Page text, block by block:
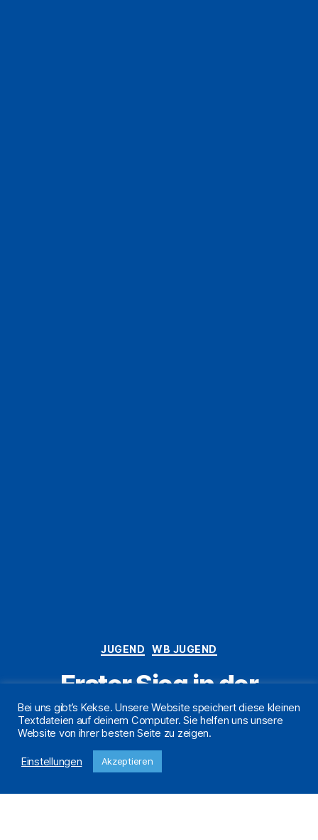
Kategorien
JUGEND WB JUGEND
Erster Sieg in der
Oberliga-Qualifikation
BeitragsautorJochen Sarembe
Bei uns gibt’s Kekse. Unsere Website speichert diese kleinen
Textdateien auf deinem Computer. Sie helfen uns unsere
Website von ihrer besten Seite zu zeigen.
Einstellungen Akzeptieren